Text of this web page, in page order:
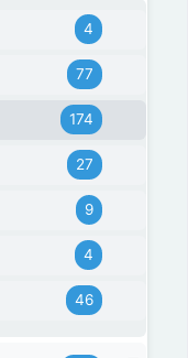
4
77
174
27
9
4
46